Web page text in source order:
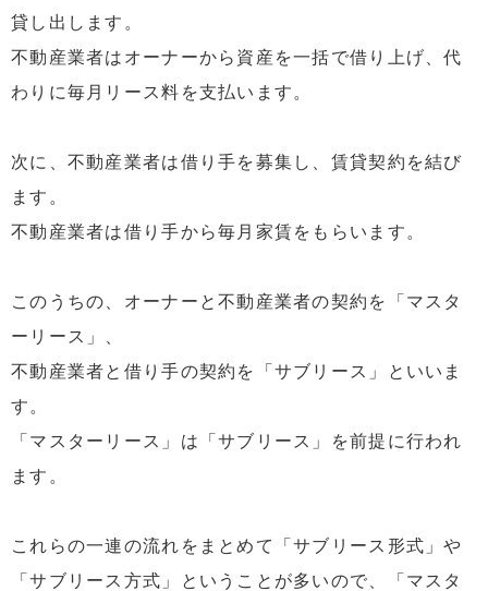
貸し出します。
不動産業者はオーナーから資産を一括で借り上げ、代
わりに毎月リース料を支払います。
次に、不動産業者は借り手を募集し、賃貸契約を結び
ます。
不動産業者は借り手から毎月家賃をもらいます。
このうちの、オーナーと不動産業者の契約を「マスタ
ーリース」、
不動産業者と借り手の契約を「サブリース」といいま
す。
「マスターリース」は「サブリース」を前提に行われ
ます。
これらの一連の流れをまとめて「サブリース形式」や
「サブリース方式」ということが多いので、「マスタ